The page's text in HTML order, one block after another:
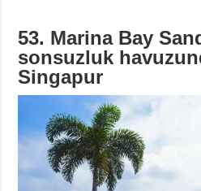
53. Marina Bay
sonsuzluk
Singapur